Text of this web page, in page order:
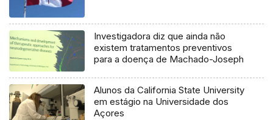
Investigadora diz que ainda não
existem tratamentos preventivos
para a doença de Machado-Joseph
Alunos da California State University
em estágio na Universidade dos
Açores